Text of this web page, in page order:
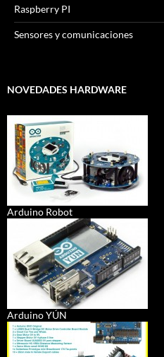
Raspberry PI
Sensores y comunicaciones
NOVEDADES HARDWARE
Arduino Robot
Arduino YÚN